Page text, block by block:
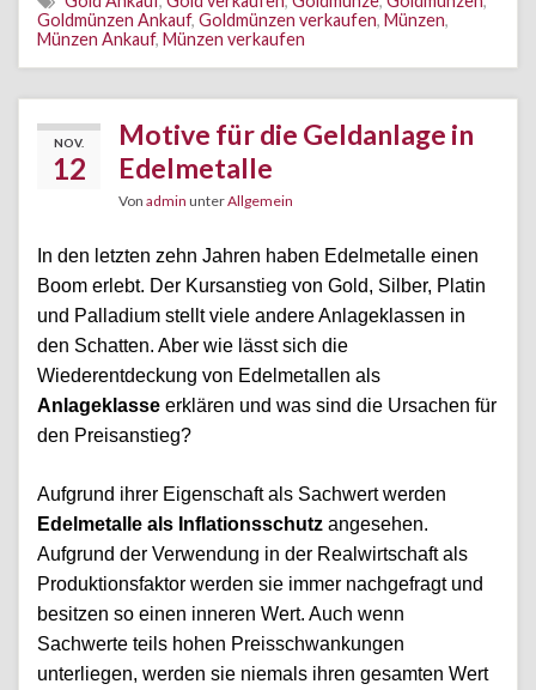
Goldmünzen Ankauf, Goldmünzen verkaufen, Münzen,
Münzen Ankauf, Münzen verkaufen
NOV.
12
Motive für die Geldanlage in
Edelmetalle
Von admin unterAllgemein
In den letzten zehn Jahren haben Edelmetalle einen
Boom erlebt. Der Kursanstieg von Gold, Silber, Platin
und Palladium stellt viele andere Anlageklassen in
den Schatten. Aber wie lässt sich die
Wiederentdeckung von Edelmetallen als
Anlageklasse erklären und was sind die Ursachen für
den Preisanstieg?
Aufgrund ihrer Eigenschaft als Sachwert werden
Edelmetalle als Inflationsschutz angesehen.
Aufgrund der Verwendung in der Realwirtschaft als
Produktionsfaktor werden sie immer nachgefragt und
besitzen so einen inneren Wert. Auch wenn
Sachwerte teils hohen Preisschwankungen
unterliegen, werden sie niemals ihren gesamten Wert